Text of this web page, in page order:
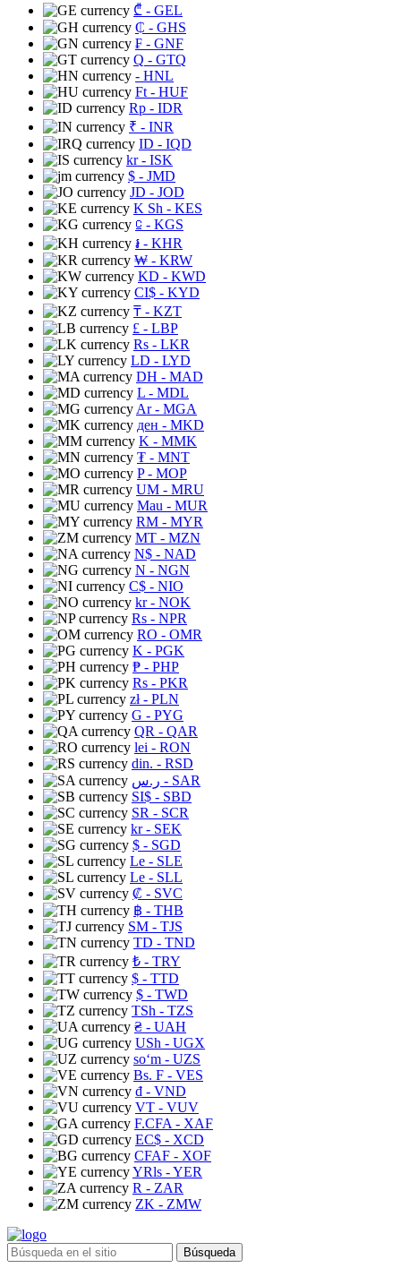
₾ - GEL
₵ - GHS
₣ - GNF
Q - GTQ
- HNL
Ft - HUF
Rp - IDR
₹ - INR
ID - IQD
kr- ISK
$ - JMD
JD - JOD
K Sh - KES
⃀ - KGS
៛ - KHR
₩ - KRW
KD - KWD
CI$ - KYD
₸ - KZT
£ - LBP
Rs - LKR
LD - LYD
DH - MAD
L - MDL
Ar- MGA
ден - MKD
K - MMK
₮ - MNT
P- MOP
UM - MRU
Mau - MUR
RM - MYR
MT - MZN
N$ - NAD
N - NGN
C$ - NIO
kr- NOK
Rs - NPR
RO - OMR
K - PGK
₱ - PHP
Rs - PKR
zł- PLN
G - PYG
QR - QAR
lei - RON
din. - RSD
ر.س - SAR
SI$ - SBD
SR - SCR
kr- SEK
$ - SGD
Le - SLE
Le - SLL
₡ - SVC
฿ - THB
ЅМ - TJS
TD - TND
₺ - TRY
$ - TTD
$ - TWD
TSh - TZS
₴ - UAH
USh - UGX
soʻm - UZS
Bs. F - VES
₫ - VND
VT - VUV
F.CFA - XAF
EC$ - XCD
CFAF - XOF
YRls - YER
R - ZAR
ZK - ZMW
Búsqueda